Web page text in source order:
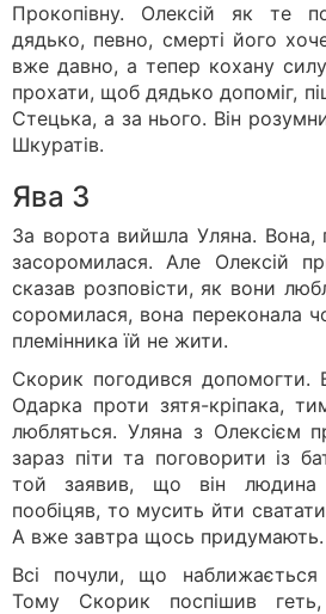
Прокопівну. Олексій як те
дядько, певно, смерті його
вже давно, а тепер кохану
прохати, щоб дядько допоміг,
Стецька, а за нього. Він
Шкуратів.
Ява 3
За ворота вийшла Уляна. Вона,
засоромилася. Але Олексій
сказав розповісти, як вони
соромилася, вона переконала
племінника їй не жити.
Скорик погодився допомогти.
Одарка проти зятя-кріпака,
любляться. Уляна з Олексієм
зараз піти та поговорити із
той заявив, що він людина
пообіцяв, то мусить йти
А вже завтра щось придумають.
Всі почули, що наближається
Тому Скорик поспішив геть,